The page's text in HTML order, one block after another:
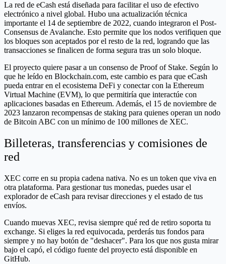
La red de eCash está diseñada para facilitar el uso de efectivo
electrónico a nivel global. Hubo una actualización técnica
importante el 14 de septiembre de 2022, cuando integraron el Post-
Consensus de Avalanche. Esto permite que los nodos verifiquen que
los bloques son aceptados por el resto de la red, logrando que las
transacciones se finalicen de forma segura tras un solo bloque.
El proyecto quiere pasar a un consenso de Proof of Stake. Según lo
que he leído en Blockchain.com, este cambio es para que eCash
pueda entrar en el ecosistema DeFi y conectar con la Ethereum
Virtual Machine (EVM), lo que permitiría que interactúe con
aplicaciones basadas en Ethereum. Además, el 15 de noviembre de
2023 lanzaron recompensas de staking para quienes operan un nodo
de Bitcoin ABC con un mínimo de 100 millones de XEC.
Billeteras, transferencias y comisiones de
red
XEC corre en su propia cadena nativa. No es un token que viva en
otra plataforma. Para gestionar tus monedas, puedes usar el
explorador de eCash para revisar direcciones y el estado de tus
envíos.
Cuando muevas XEC, revisa siempre qué red de retiro soporta tu
exchange. Si eliges la red equivocada, perderás tus fondos para
siempre y no hay botón de "deshacer". Para los que nos gusta mirar
bajo el capó, el código fuente del proyecto está disponible en
GitHub.